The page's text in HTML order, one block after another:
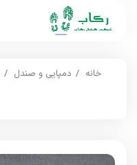
خانه دمپایی و صندل